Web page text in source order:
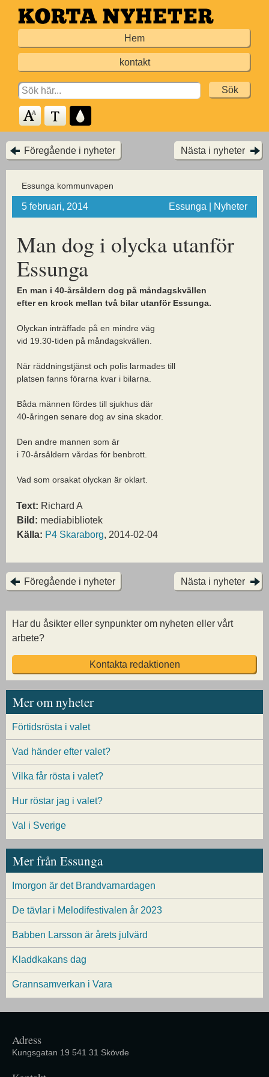
Hoppa
till
Hem
kontakt
Search
for:
Föregående i nyheter Nästa i nyheter
Essunga kommunvapen
5 februari, 2014 Essunga | Nyheter
Man dog i olycka utanför
Essunga
En man i 40-årsåldern dog på måndagskvällen
efter en krock mellan två bilar utanför Essunga.
Olyckan inträffade på en mindre väg
vid 19.30-tiden på måndagskvällen.
När räddningstjänst och polis larmades till
platsen fanns förarna kvar i bilarna.
Båda männen fördes till sjukhus där
40-åringen senare dog av sina skador.
Den andre mannen som är
i 70-årsåldern vårdas för benbrott.
Vad som orsakat olyckan är oklart.
Text: Richard A
Bild: mediabibliotek
Källa: P4 Skaraborg, 2014-02-04
Föregående i nyheter Nästa i nyheter
Har du åsikter eller synpunkter om nyheten eller vårt
arbete?
Kontakta redaktionen
Mer om nyheter
Förtidsrösta i valet
Vad händer efter valet?
Vilka får rösta i valet?
Hur röstar jag i valet?
Val i Sverige
Mer från Essunga
Imorgon är det Brandvarnardagen
De tävlar i Melodifestivalen år 2023
Babben Larsson är årets julvärd
Kladdkakans dag
Grannsamverkan i Vara
Adress
Kungsgatan 19 541 31 Skövde